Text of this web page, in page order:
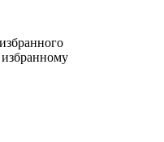
избранному